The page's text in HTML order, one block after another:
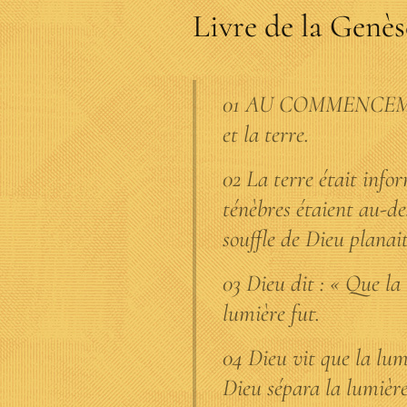
Livre de la
01 AU
et la terre.
02 La terre était
ténèbres étaient au-
souffle de Dieu
03 Dieu dit : « Que
lumière fut.
04 Dieu vit que la
Dieu sépara la